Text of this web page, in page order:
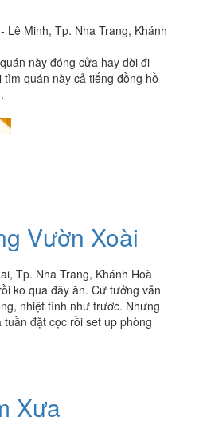
Lê Minh, Tp. Nha Trang, Khánh
này đóng cửa hay dời đi
quán này cả tiếng đồng hồ
Vườn Xoài
Tp. Nha Trang, Khánh Hoà
ko qua đây ăn. Cứ tưởng vẫn
nhiệt tình như trước. Nhưng
đặt cọc rồi set up phòng